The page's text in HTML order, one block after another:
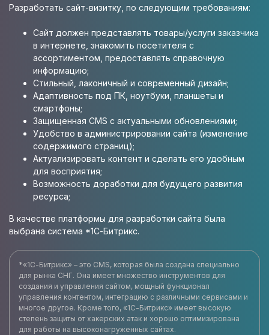
Разработать cайт-визитку, по следующим требованиям:
Сайт должен представлять товары/услуги заказчика
в интернете, знакомить посетителя с
ассортиментом, предоставлять справочную
информацию;
Стильный, лаконичный и современный дизайн;
Адаптивность под ПК, ноутбуки, планшеты и
смартфоны;
Защищенная CMS с актуальными обновлениями;
Удобство в администрировании сайта (изменение
содержимого страниц);
Актуализировать контент и сделать его удобным
для восприятия;
Возможность доработки для будущего развития
ресурса;
В качестве платформы для разработки сайта была
выбрана система *1С-Битрикс.
*«1С-Битрикс» – это CMS, которая была создана специально
для рынка СНГ. Она имеет множество инструментов для
создания и управления сайтом, мощный функционал
управления контентом, интеграцию с различными сервисами и
многое другое. Кроме того, «1С-Битрикс» имеет высокую
степень защиты от хакерских атак и хорошо оптимизирована
для работы на высоконагруженных сайтах.